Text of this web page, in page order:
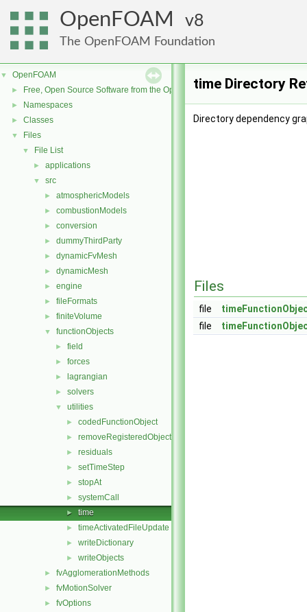
OpenFOAM 8
The OpenFOAM Foundation
▼ OpenFOAM
► Free, Open Source Software from the OpenFOAM Foundation
► Namespaces
► Classes
▼ Files
▼ File List
► applications
▼ src
► atmosphericModels
► combustionModels
► conversion
► dummyThirdParty
► dynamicFvMesh
► dynamicMesh
► engine
► fileFormats
► finiteVolume
▼ functionObjects
► field
► forces
► lagrangian
► solvers
▼ utilities
► codedFunctionObject
► removeRegisteredObject
► residuals
► setTimeStep
► stopAt
► systemCall
► time
► timeActivatedFileUpdate
► writeDictionary
► writeObjects
► fvAgglomerationMethods
► fvMotionSolver
► fvOptions
time Directory
Directory dependency
Files
file
file